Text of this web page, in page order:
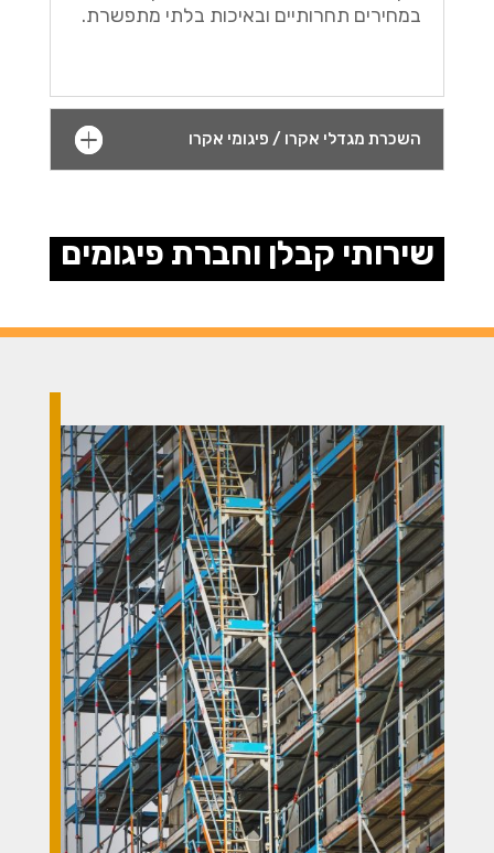
במחירים תחרותיים ובאיכות בלתי מתפשרת.
השכרת מגדלי אקרו / פיגומי אקרו
שירותי קבלן וחברת פיגומים